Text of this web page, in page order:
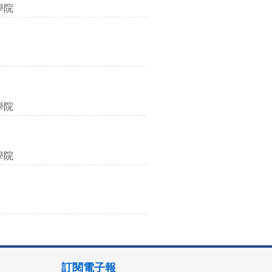
院
院
院
訂閱電子報